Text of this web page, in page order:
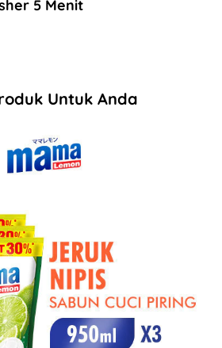
5 Menit
Untuk Anda